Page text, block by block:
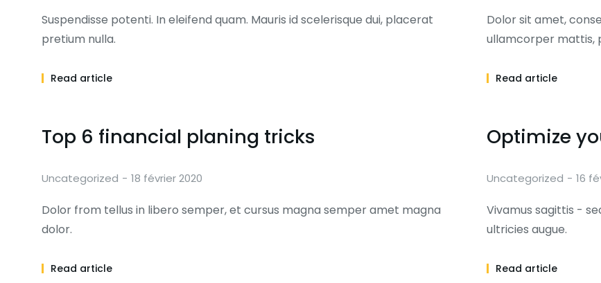
Suspendisse potenti. In eleifend quam. Mauris id scelerisque dui, placerat
pretium nulla.
Read article
Dolor sit amet,
ullamcorper mattis,
Read article
Top 6 financial planing tricks
Uncategorized 18 février 2020
Dolor from tellus in libero semper, et cursus magna semper amet magna
dolor.
Read article
Optimize
Uncategorized 16
Vivamus sagittis -
ultricies augue.
Read article